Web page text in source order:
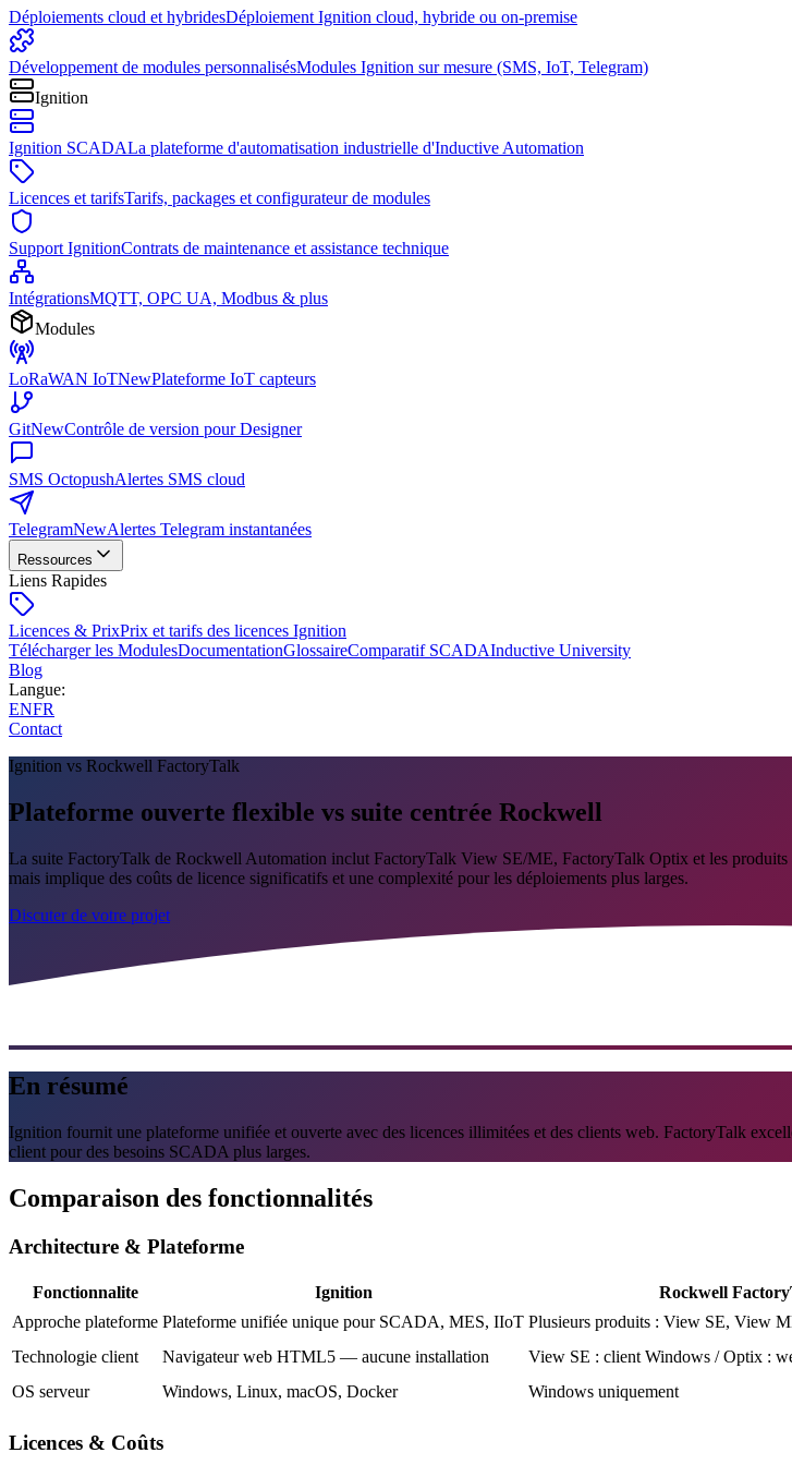
Déploiements cloud et hybridesDéploiement Ignition cloud, hybride ou on-premise
Développement de modules personnalisésModules Ignition sur mesure (SMS, IoT, Telegram)
Ignition
Ignition SCADALa plateforme d'automatisation industrielle d'Inductive Automation
Licences et tarifsTarifs, packages et configurateur de modules
Support IgnitionContrats de maintenance et assistance technique
IntégrationsMQTT, OPC UA, Modbus & plus
Modules
LoRaWAN IoTNewPlateforme IoT capteurs
GitNewContrôle de version pour Designer
SMS OctopushAlertes SMS cloud
TelegramNewAlertes Telegram instantanées
Ressources
Liens Rapides
Licences & PrixPrix et tarifs des licences Ignition
Télécharger les ModulesDocumentationGlossaireComparatif SCADAInductive University
Blog
Langue:
ENFR
Contact
Ignition vs Rockwell FactoryTalk
Plateforme ouverte flexible vs suite centrée Rockwell
La suite FactoryTalk de Rockwell Automation inclut FactoryTalk View SE/ME, FactoryTalk Optix et les
mais implique des coûts de licence significatifs et une complexité pour les déploiements plus larges.
Discuter de votre projet
En résumé
Ignition fournit une plateforme unifiée et ouverte avec des licences illimitées et des clients web. FactoryTalk
client pour des besoins SCADA plus larges.
Comparaison des fonctionnalités
Architecture & Plateforme
Fonctionnalite Ignition Rockwell
Approche plateforme Plateforme unifiée unique pour SCADA, MES, IIoT Plusieurs produits : View SE, View
Technologie client
Navigateur web HTML5 — aucune installation View SE : client Windows / Optix :
OS serveur
Windows, Linux, macOS, Docker Windows uniquement
Licences & Coûts